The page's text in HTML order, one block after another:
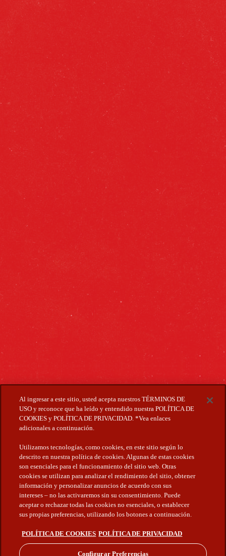
INICIO
GITANA
CON MUCHO ACENTO
NUESTRAS CERVEZAS
Políticas Sociales
Sostenibilidad
Alcohol y Salud Cruzcampo Volver
Editar Cookies
900 838 668
Cruzcampo © 2024
Responsable del tratamiento: Heineken España, S.A.
Datos de contacto: Compañía con C.I.F.A - 28006013 y domicilio social en
Avenida de Andalucía 1, 41007, Sevilla(España)
Legitimación: - Interés legítimo - Consentimiento Expreso - Relación
contractual
Destinatarios: Otras empresas del Grupo Heineken, entidades colaboradoras
así como encargados del tratamiento dentro y fuera de la UE.
Derechos: Acceso, rectificación, supresión, oposición, limitación al
tratamiento de datos, portabilidad de datos, así como a no ser objeto de
Información adicional: Para más información adicional, consulta la Política
de Privacidad de HEINEKEN en el siguiente enlace:
No compartir contenidos de esta página con menores de 18 años.
de España para el consumo responsable de cerveza, 2018. 6,4% alc./vol.
Al ingresar a este sitio, usted acepta nuestros TÉRMINOS DE
USO y reconoce que ha leído y entendido nuestra POLÍTICA DE
COOKIES y POLÍTICA DE PRIVACIDAD. *Vea enlaces
adicionales a continuación.
Utilizamos tecnologías, como cookies, en este sitio según lo
descrito en nuestra política de cookies. Algunas de estas cookies
son esenciales para el funcionamiento del sitio web. Otras
cookies se utilizan para analizar el rendimiento del sitio, obtener
información y personalizar anuncios de acuerdo con sus
intereses – no las activaremos sin su consentimiento. Puede
aceptar o rechazar todas las cookies no esenciales, o establecer
sus propias preferencias, utilizando los botones a continuación.
POLÍTICA DE COOKIES POLÍTICA DE PRIVACIDAD
Configurar Preferencias